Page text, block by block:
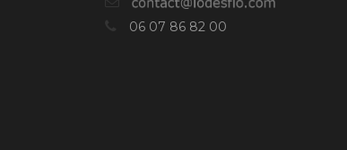
06 07 86 82 00